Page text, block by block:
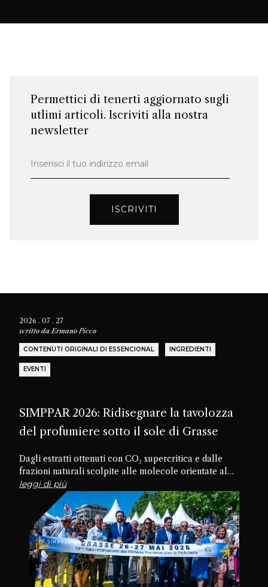
Permettici di tenerti aggiornato sugli
utlimi articoli. Iscriviti alla nostra
newsletter
Inserisci il tuo indirizzo email
ISCRIVITI
2026 . 07 . 27
scritto daErmano Picco
CONTENUTI ORIGINALI DI ESSENCIONAL INGREDIENTI
EVENTI
SIMPPAR 2026: Ridisegnare la tavolozza
del profumiere sotto il sole di Grasse
Dagli estratti ottenuti con CO₂ supercritica e dalle
frazioni naturali scolpite alle molecole orientate al
futuro, passando per materiali dimenticati e texture
commestibili, la diciannovesima edizione di SIMPPAR ha
rivelato un’industria che sta riscoprendo il potenziale
creativo nascosto all’interno della propria tavolozza.
leggi di più